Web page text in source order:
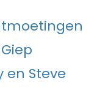
en Steve